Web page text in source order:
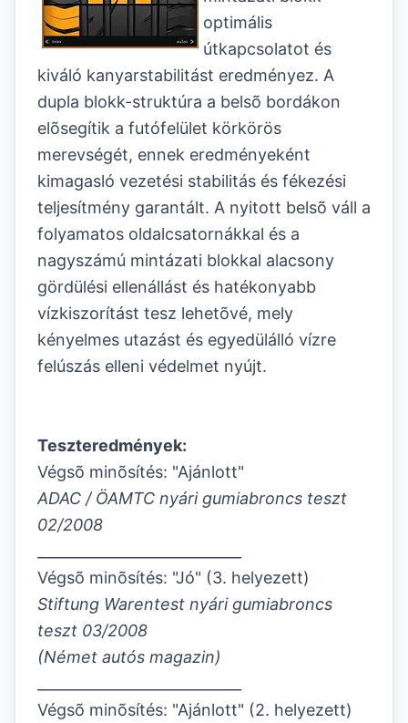
optimális
útkapcsolatot és
kiváló kanyarstabilitást eredményez. A
dupla blokk-struktúra a belsõ bordákon
elõsegítik a futófelület körkörös
merevségét, ennek eredményeként
kimagasló vezetési stabilitás és fékezési
teljesítmény garantált. A nyitott belsõ váll a
folyamatos oldalcsatornákkal és a
nagyszámú mintázati blokkal alacsony
gördülési ellenállást és hatékonyabb
vízkiszorítást tesz lehetõvé, mely
kényelmes utazást és egyedülálló vízre
felúszás elleni védelmet nyújt.
Teszteredmények:
Végsõ minõsítés: "Ajánlott"
ADAC / ÖAMTC nyári gumiabroncs teszt
02/2008
Végsõ minõsítés: "Jó" (3. helyezett)
Stiftung Warentest nyári gumiabroncs
teszt 03/2008
(Német autós magazin)
Végsõ minõsítés: "Ajánlott" (2. helyezett)